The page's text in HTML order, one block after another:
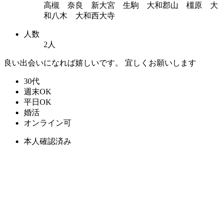
高槻 奈良 新大宮 生駒 大和郡山 橿原 大
和八木 大和西大寺
人数
2人
良い出会いになれば嬉しいです。 宜しくお願いします
30代
週末OK
平日OK
婚活
オンライン可
本人確認済み